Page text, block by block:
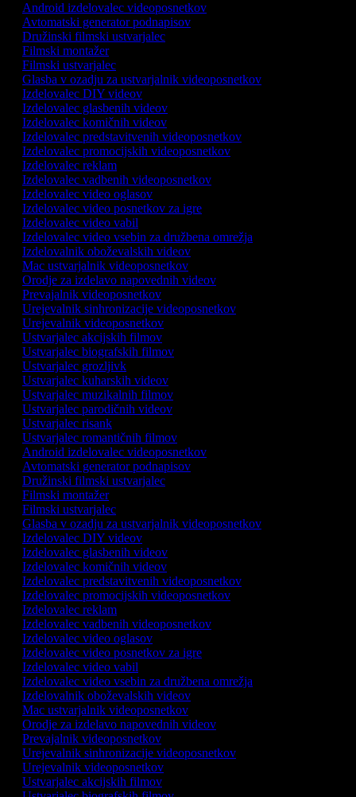
Android izdelovalec videoposnetkov
Avtomatski generator podnapisov
Družinski filmski ustvarjalec
Filmski montažer
Filmski ustvarjalec
Glasba v ozadju za ustvarjalnik videoposnetkov
Izdelovalec DIY videov
Izdelovalec glasbenih videov
Izdelovalec komičnih videov
Izdelovalec predstavitvenih videoposnetkov
Izdelovalec promocijskih videoposnetkov
Izdelovalec reklam
Izdelovalec vadbenih videoposnetkov
Izdelovalec video oglasov
Izdelovalec video posnetkov za igre
Izdelovalec video vabil
Izdelovalec video vsebin za družbena omrežja
Izdelovalnik oboževalskih videov
Mac ustvarjalnik videoposnetkov
Orodje za izdelavo napovednih videov
Prevajalnik videoposnetkov
Urejevalnik sinhronizacije videoposnetkov
Urejevalnik videoposnetkov
Ustvarjalec akcijskih filmov
Ustvarjalec biografskih filmov
Ustvarjalec grozljivk
Ustvarjalec kuharskih videov
Ustvarjalec muzikalnih filmov
Ustvarjalec parodičnih videov
Ustvarjalec risank
Ustvarjalec romantičnih filmov
Android izdelovalec videoposnetkov
Avtomatski generator podnapisov
Družinski filmski ustvarjalec
Filmski montažer
Filmski ustvarjalec
Glasba v ozadju za ustvarjalnik videoposnetkov
Izdelovalec DIY videov
Izdelovalec glasbenih videov
Izdelovalec komičnih videov
Izdelovalec predstavitvenih videoposnetkov
Izdelovalec promocijskih videoposnetkov
Izdelovalec reklam
Izdelovalec vadbenih videoposnetkov
Izdelovalec video oglasov
Izdelovalec video posnetkov za igre
Izdelovalec video vabil
Izdelovalec video vsebin za družbena omrežja
Izdelovalnik oboževalskih videov
Mac ustvarjalnik videoposnetkov
Orodje za izdelavo napovednih videov
Prevajalnik videoposnetkov
Urejevalnik sinhronizacije videoposnetkov
Urejevalnik videoposnetkov
Ustvarjalec akcijskih filmov